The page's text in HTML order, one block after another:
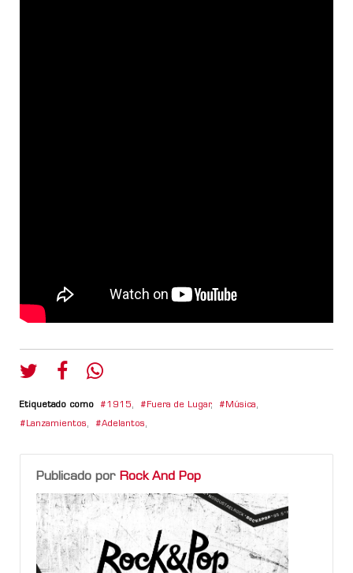
Etiquetado como 1915, Fuera de Lugar, Música,
Lanzamientos, Adelantos,
Publicado por Rock And Pop